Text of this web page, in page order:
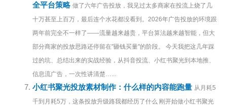
全平台策略 做了六年广告投放，我见过太多商家在投流上烧了几
十万甚至上百万，最后连个水花都没看到。2026年广告投放的环境跟
两年前完全不一样了——流量越来越贵，平台算法越来越智能，但大
部分商家的投放思路还停留在"砸钱买量"的阶段。 今天我把这几年踩
过的坑、总结出来的实战经验，从抖音投流、小红书聚光到本地推、
信息流广告，一次性讲清楚…...
小红书聚光投放素材制作：什么样的内容能跑量 从月耗5
千到月耗5万，这条投放升级路我都经历了什么 刚开始做小红书聚光